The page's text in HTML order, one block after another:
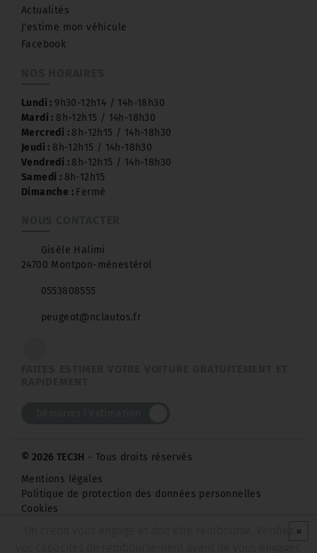
Actualités
J'estime mon véhicule
Facebook
Lundi : 9h30-12h14 / 14h-18h30
Mardi : 8h-12h15 / 14h-18h30
Mercredi : 8h-12h15 / 14h-18h30
Jeudi : 8h-12h15 / 14h-18h30
Vendredi : 8h-12h15 / 14h-18h30
Samedi : 8h-12h15
Dimanche : Fermé
Gisèle Halimi
24700 Montpon-ménestérol
0553808555
peugeot@nclautos.fr
© 2026 TEC3H - Tous droits réservés
Mentions légales
Politique de protection des données personnelles
Cookies
×